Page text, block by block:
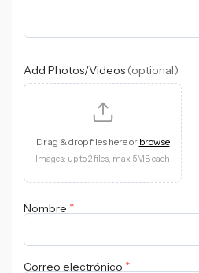
Add Photos/Videos (optional)
Drag & drop files here or browse
Images: up to 2 files, max 5MB each
Nombre *
Correo electrónico *